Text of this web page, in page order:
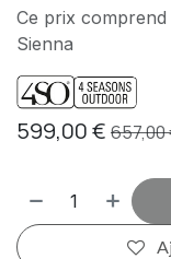
Ce prix comprend
Sienna
599,00€ 657,00